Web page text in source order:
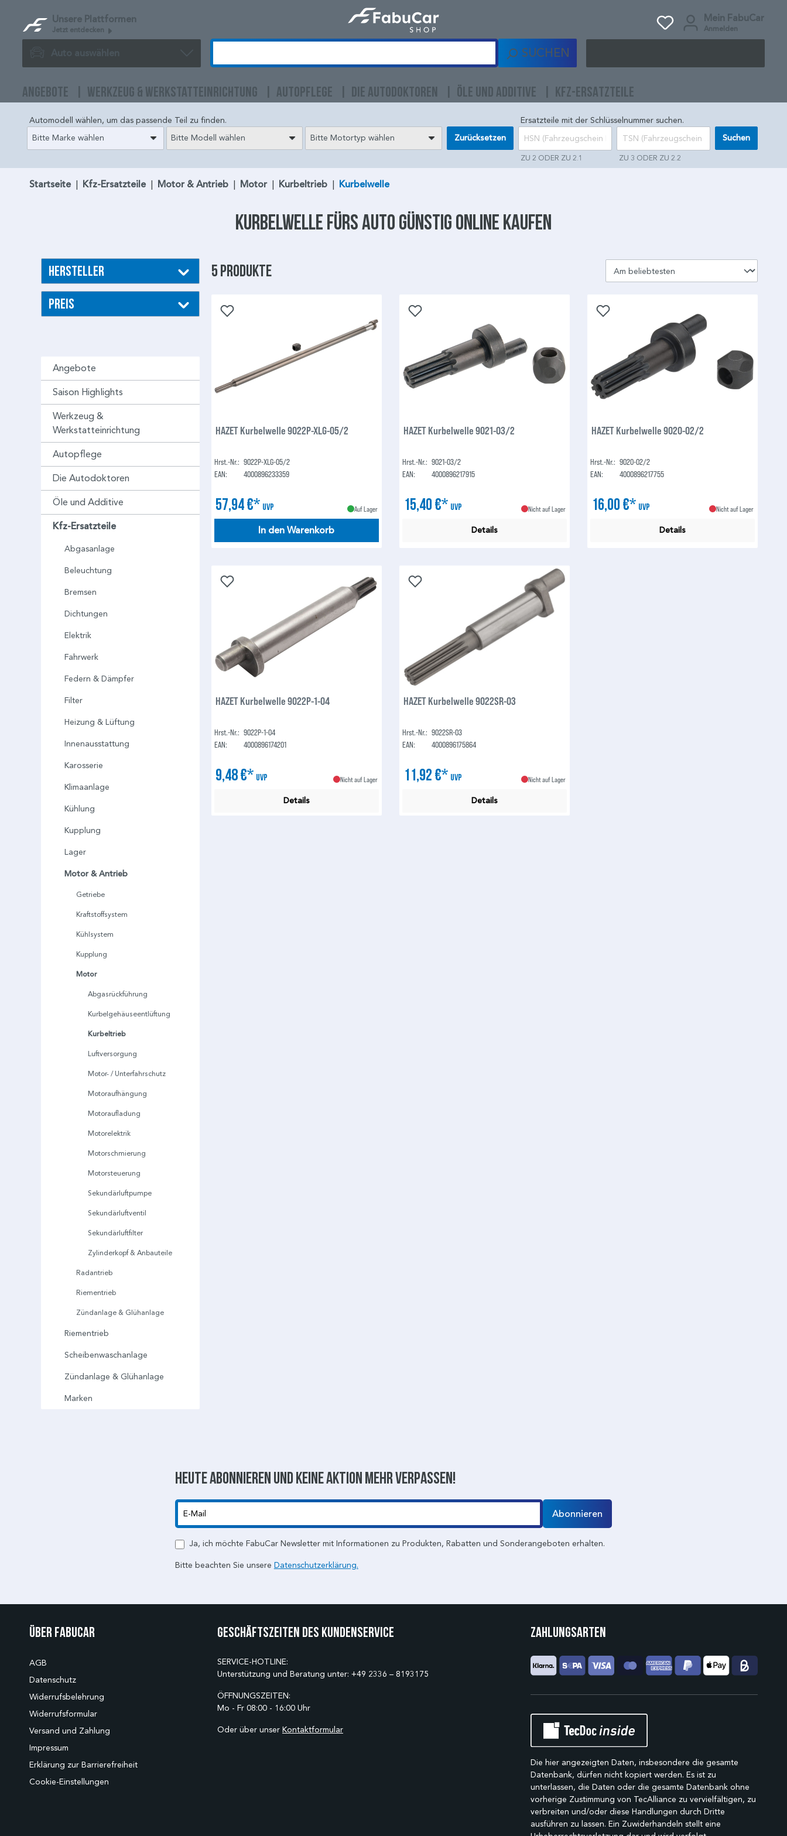
Unsere Plattformen
Jetzt entdecken
Mein FabuCar
Anmelden
Auto auswählen SUCHEN
ANGEBOTE WERKZEUG & WERKSTATTEINRICHTUNG AUTOPFLEGE DIE AUTODOKTOREN ÖLE UND ADDITIVE KFZ-ERSATZTEILE
Automodell wählen, um das passende Teil zu finden.
Bitte Marke wählen
Bitte Modell wählen Bitte Motortyp wählen Zurücksetzen
Ersatzteile mit der Schlüsselnummer suchen.
ZU 2 ODER ZU 2.1 ZU 3 ODER ZU 2.2
Suchen
Startseite Kfz-Ersatzteile Motor & Antrieb Motor Kurbeltrieb Kurbelwelle
Kurbelwelle fürs Auto günstig online kaufen
Hersteller
Preis
Angebote
Saison Highlights
Werkzeug &
Werkstatteinrichtung
Autopflege
Die Autodoktoren
Öle und Additive
Kfz-Ersatzteile
Abgasanlage
Beleuchtung
Bremsen
Dichtungen
Elektrik
Fahrwerk
Federn & Dämpfer
Filter
Heizung & Lüftung
Innenausstattung
Karosserie
Klimaanlage
Kühlung
Kupplung
Lager
Motor & Antrieb
Getriebe
Kraftstoffsystem
Kühlsystem
Kupplung
Motor
Abgasrückführung
Kurbelgehäuseentlüftung
Kurbeltrieb
Luftversorgung
Motor- / Unterfahrschutz
Motoraufhängung
Motoraufladung
Motorelektrik
Motorschmierung
Motorsteuerung
Sekundärluftpumpe
Sekundärluftventil
Sekundärluftfilter
Zylinderkopf & Anbauteile
Radantrieb
Riementrieb
Zündanlage & Glühanlage
Riementrieb
Scheibenwaschanlage
Zündanlage & Glühanlage
Marken
5 Produkte
HAZET Kurbelwelle 9022P-XLG-05/2
Hrst.-Nr.: 9022P-XLG-05/2
EAN:
4000896233359
57,94 €* UVP Auf Lager
In den Warenkorb
HAZET Kurbelwelle 9021-03/2
Hrst.-Nr.: 9021-03/2
EAN:
4000896217915
15,40 €* UVP Nicht auf Lager
Details
HAZET Kurbelwelle 9020-02/2
Hrst.-Nr.: 9020-02/2
EAN:
4000896217755
16,00 €* UVP Nicht auf Lager
Details
HAZET Kurbelwelle 9022P-1-04
Hrst.-Nr.: 9022P-1-04
EAN:
4000896174201
9,48 €* UVP Nicht auf Lager
Details
HAZET Kurbelwelle 9022SR-03
Hrst.-Nr.: 9022SR-03
EAN:
4000896175864
11,92 €* UVP Nicht auf Lager
Details
Heute abonnieren und keine aktion mehr verpassen!
Abonnieren
Ja, ich möchte FabuCar Newsletter mit Informationen zu Produkten, Rabatten und Sonderangeboten erhalten.
Bitte beachten Sie unsere Datenschutzerklärung.
Über Fabucar
AGB
Datenschutz
Widerrufsbelehrung
Widerrufsformular
Versand und Zahlung
Impressum
Erklärung zur Barrierefreiheit
Cookie-Einstellungen
Geschäftszeiten des Kundenservice
SERVICE-HOTLINE:
Unterstützung und Beratung unter: +49 2336 – 8193175
ÖFFNUNGSZEITEN:
Mo - Fr 08:00 - 16:00 Uhr
Oder über unser Kontaktformular
Zahlungsarten
Die hier angezeigten Daten, insbesondere die gesamte
Datenbank, dürfen nicht kopiert werden. Es ist zu
unterlassen, die Daten oder die gesamte Datenbank ohne
vorherige Zustimmung von TecAlliance zu vervielfältigen, zu
verbreiten und/oder diese Handlungen durch Dritte
ausführen zu lassen. Ein Zuwiderhandeln stellt eine